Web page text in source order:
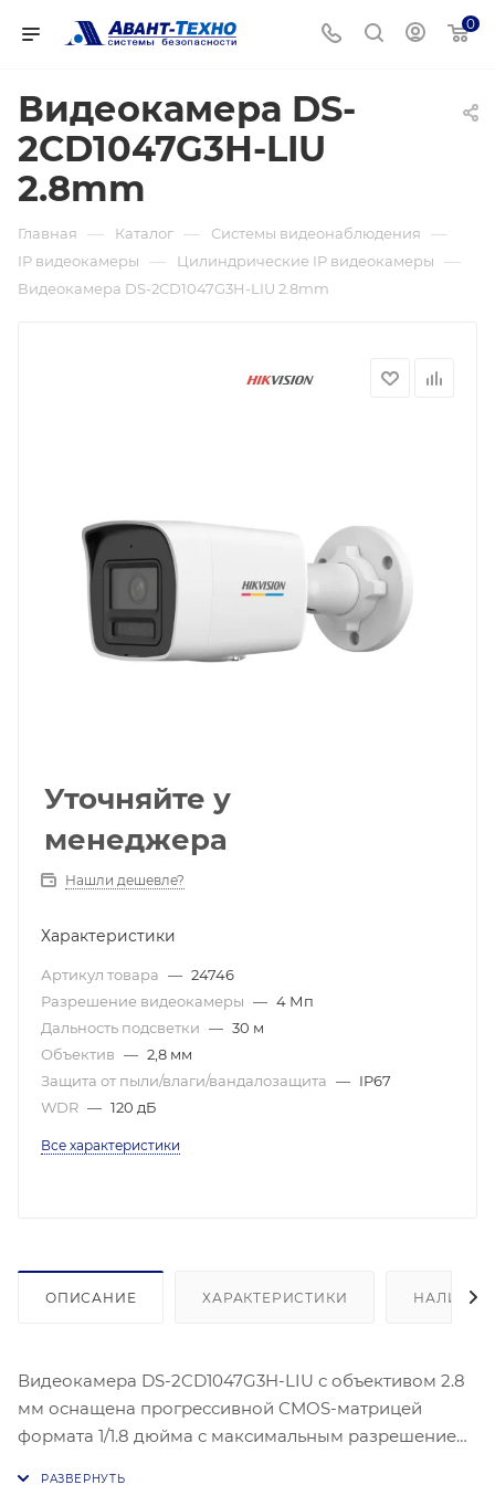
0
Видеокамера DS-
2CD1047G3H-LIU
2.8mm
Главная — Каталог — Системы видеонаблюдения —
IP видеокамеры — Цилиндрические IP видеокамеры —
Видеокамера DS-2CD1047G3H-LIU 2.8mm
Уточняйте у
менеджера
Нашли дешевле?
Характеристики
Артикул товара — 24746
Разрешение видеокамеры — 4 Мп
Дальность подсветки — 30 м
Объектив — 2,8 мм
Защита от пыли/влаги/вандалозащита — IP67
WDR — 120 дБ
Все характеристики
ОПИСАНИЕ ХАРАКТЕРИСТИКИ НАЛИЧИЕ
Видеокамера DS-2CD1047G3H-LIU с объективом 2.8
мм оснащена прогрессивной CMOS-матрицей
формата 1/1.8 дюйма с максимальным разрешением